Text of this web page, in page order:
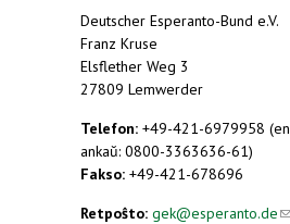
Deutscher Esperanto-Bund e.V.
Franz Kruse
Elsflether Weg 3
27809 Lemwerder
Telefon: +49-421-6979958
ankaŭ: 0800-3363636-61)
Fakso: +49-421-678696
Retpoŝto: gek@esperanto.de